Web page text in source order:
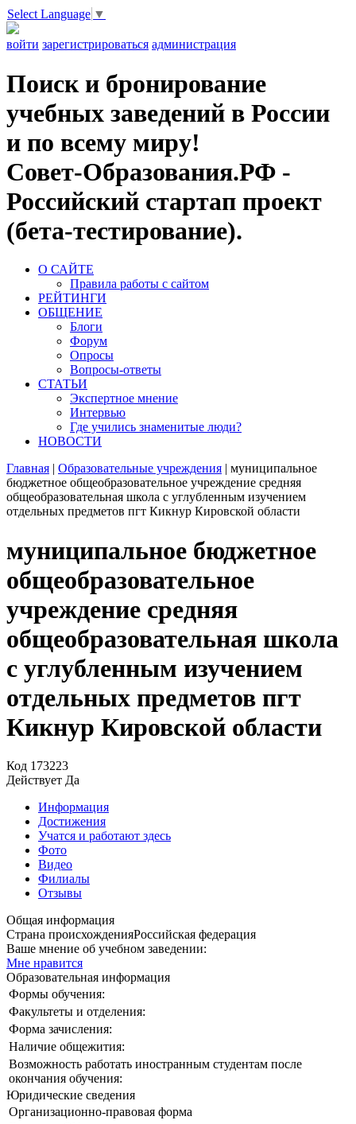
Select Language ▼
войти зарегистрироваться администрация
Поиск и бронирование
учебных заведений в России
и по всему миру!
Совет-Образования.РФ -
Российский стартап проект
(бета-тестирование).
О САЙТЕ
Правила работы с сайтом
РЕЙТИНГИ
ОБЩЕНИЕ
Блоги
Форум
Опросы
Вопросы-ответы
СТАТЬИ
Экспертное мнение
Интервью
Где учились знаменитые люди?
НОВОСТИ
Главная | Образовательные учреждения | муниципальное
бюджетное общеобразовательное учреждение средняя
общеобразовательная школа с углубленным изучением
отдельных предметов пгт Кикнур Кировской области
муниципальное бюджетное
общеобразовательное
учреждение средняя
общеобразовательная школа
с углубленным изучением
отдельных предметов пгт
Кикнур Кировской области
Код 173223
Действует Да
Информация
Достижения
Учатся и работают здесь
Фото
Видео
Филиалы
Отзывы
Общая информация
Страна происхожденияРоссийская федерация
Ваше мнение об учебном заведении:
Мне нравится
Образовательная информация
Формы обучения:
Факультеты и отделения:
Форма зачисления:
Наличие общежития:
Возможность работать иностранным студентам после
окончания обучения:
Юридические сведения
Организационно-правовая форма